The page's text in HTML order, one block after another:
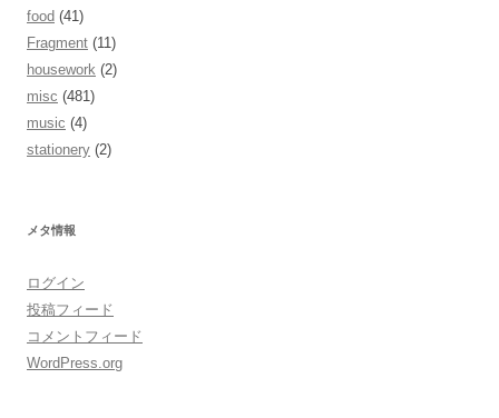
food (41)
Fragment (11)
housework (2)
misc (481)
music (4)
stationery (2)
メタ情報
ログイン
投稿フィード
コメントフィード
WordPress.org